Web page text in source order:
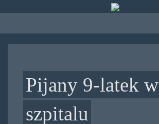
treści
Pijany 9-latek w
szpitalu